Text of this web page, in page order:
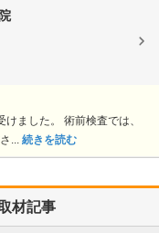
ました。 術前検査では、
... 続きを読む
材記事